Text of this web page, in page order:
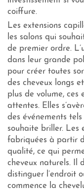
coiffure.
Les extensions
les salons qui
de premier ordre.
dans leur grande
pour créer toutes
des cheveux longs
plus de volume, ces
attentes. Elles
des événements
souhaite briller. Les
fabriquées à partir
qualité, ce qui
cheveux naturels. Il
distinguer l’endroit
commence la